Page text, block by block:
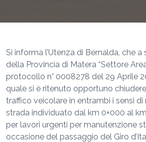
Si informa l’Utenza di Bernalda, che
della Provincia di Matera “Settore
protocollo n° 0008278 del 29 Aprile
quale si è ritenuto opportuno
traffico veicolare in entrambi i sensi
strada individuato dal km 0+000 al
per lavori urgenti per manutenzione
occasione del passaggio del Giro